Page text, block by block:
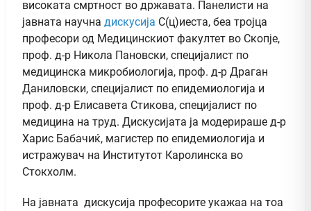
високата смртност во државата. Панелисти на
јавната научна дискусија С(ц)иеста, беа тројца
професори од Медицинскиот факултет во Скопје,
проф. д-р Никола Пановски, специјалист по
медицинска микробиологија, проф. д-р Драган
Даниловски, специјалист по епидемиологија и
проф. д-р Елисавета Стикова, специјалист по
медицина на труд. Дискусијата ја модерираше д-р
Харис Бабачиќ, магистер по епидемиологија и
истражувач на Институтот Каролинска во
Стокхолм.
На јавната дискусија професорите укажаа на тоа